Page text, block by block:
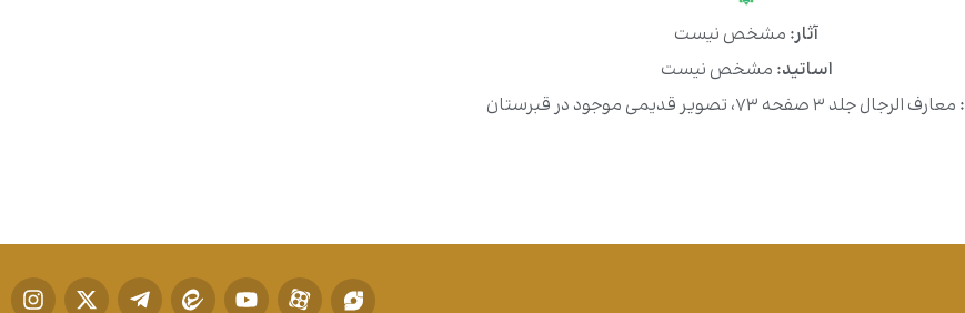
آثار: مشخص نیست
اساتید: مشخص نیست
معارف الرجال جلد ۳ صفحه ۷۳، تصویر قدیمی موجود در قبرستان